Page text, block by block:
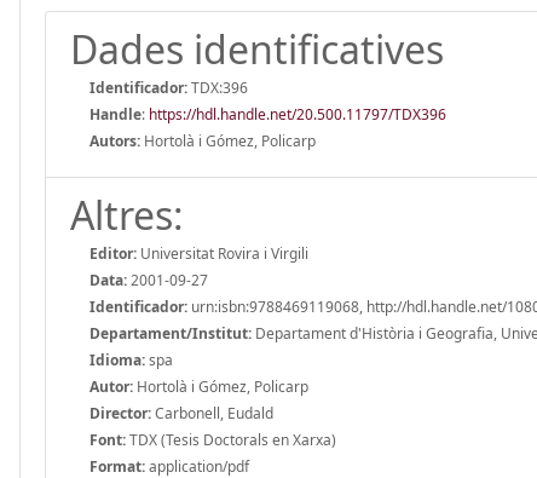
Dades identificatives
Identificador:TDX:396
Handle: https://hdl.handle.net/20.500.11797/TDX396
Autors: Hortolà i Gómez, Policarp
Altres:
Editor: Universitat Rovira i Virgili
Data:2001-09-27
Identificador: urn:isbn:9788469119068, http://hdl.handle.net/
Departament/Institut: Departament d'Història i Geografia,
Idioma:spa
Autor: Hortolà i Gómez, Policarp
Director:Carbonell, Eudald
Font:TDX (Tesis Doctorals en Xarxa)
Format:application/pdf